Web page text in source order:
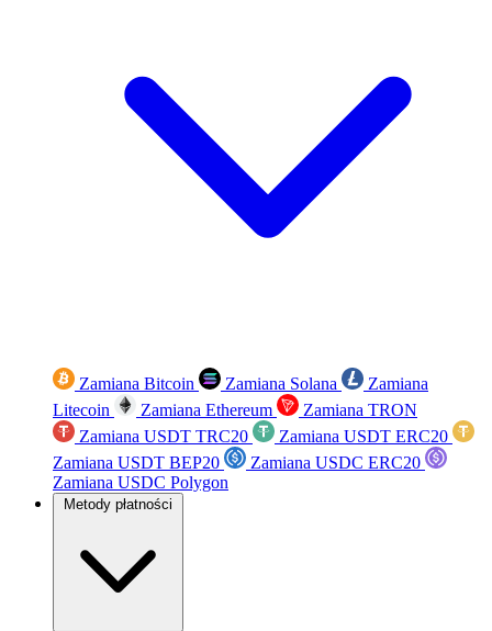
Zamiana Bitcoin Zamiana Solana
Zamiana
Litecoin
Zamiana Ethereum
Zamiana TRON
Zamiana USDT TRC20
Zamiana USDT ERC20
Zamiana USDT BEP20
Zamiana USDC ERC20
Zamiana USDC Polygon
Metody płatności